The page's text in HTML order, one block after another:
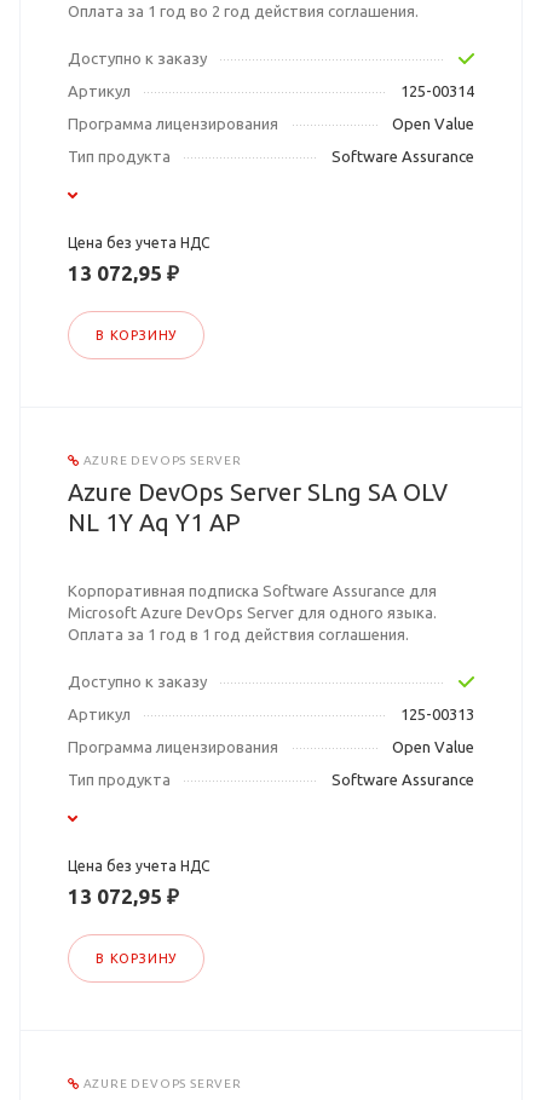
Оплата за 1 год во 2 год действия соглашения.
Доступно к заказу
Артикул
125-00314
Программа лицензирования
Open Value
Тип продукта
Software Assurance
Цена без учета НДС
13 072,95 ₽
В КОРЗИНУ
AZURE DEVOPS SERVER
Azure DevOps Server SLng SA OLV
NL 1Y Aq Y1 AP
Корпоративная подписка Software Assurance для
Microsoft Azure DevOps Server для одного языка.
Оплата за 1 год в 1 год действия соглашения.
Доступно к заказу
Артикул
125-00313
Программа лицензирования
Open Value
Тип продукта
Software Assurance
Цена без учета НДС
13 072,95 ₽
В КОРЗИНУ
AZURE DEVOPS SERVER